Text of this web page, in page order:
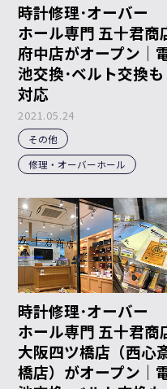
時計修理･オーバー
ホール専門 五十君商
府中店がオープン｜
池交換･ベルト交換も
対応
2021.05.24
その他
修理・オーバーホール
時計修理･オーバー
ホール専門 五十君商
大阪四ツ橋店（西心
橋店）がオープン｜